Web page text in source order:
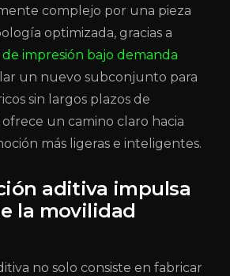
complejo por una pieza
optimizada, gracias a
de impresión bajo demanda
un nuevo subconjunto para
sin largos plazos de
un camino claro hacia
más ligeras e inteligentes.
aditiva impulsa
la movilidad
no solo consiste en fabricar